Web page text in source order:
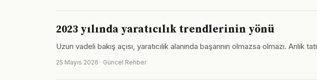
2023 yılında yaratıcılık trendlerinin yönü
Uzun vadeli bakış açısı, yaratıcılık alanında başarının olmazsa olmazı.
25 Mayıs 2026 · Güncel Rehber